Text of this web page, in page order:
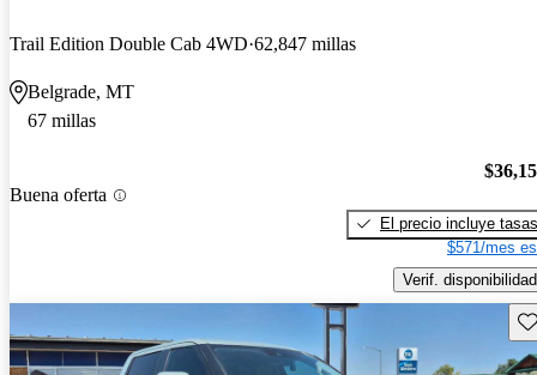
Trail Edition Double Cab 4WD 62,847 millas
Belgrade, MT
67 millas
Buena oferta
El precio incluye tasas
$571/mes
Verif. disponibilidad